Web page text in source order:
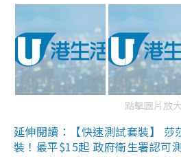
點擊圖片放大
延伸閱讀：【快速測試套裝】 莎
裝！最平$15起 政府衛生署認可